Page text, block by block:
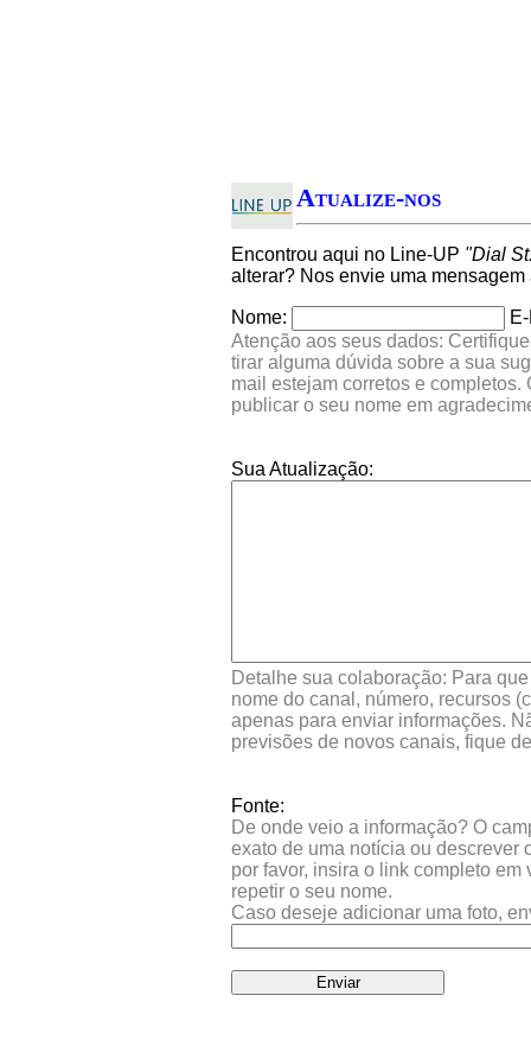
Atualize-nos
Encontrou aqui no Line-UP "Dial
alterar? Nos envie uma
Nome:
Atenção aos seus dados:
tirar alguma dúvida sobre a sua
mail estejam corretos e
publicar o seu nome em
Sua Atualização:
Detalhe sua colaboração: Para
nome do canal, número, recursos
apenas para enviar informações.
previsões de novos canais, fique
Fonte:
De onde veio a informação? O
exato de uma notícia ou descrever
por favor, insira o link completo
repetir o seu nome.
Caso deseje adicionar uma foto,